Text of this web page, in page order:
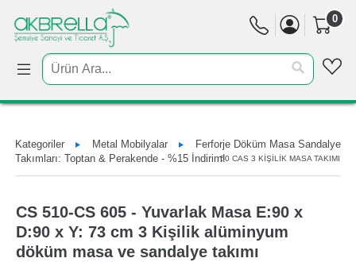
0
Kategoriler Metal Mobilyalar
Ferforje Döküm Masa Sandalye
Takımları: Toptan & Perakende - %15 İndirim!50 CAS 3 KİŞİLİK MASA TAKIMI
CS 510-CS 605 - Yuvarlak Masa E:90 x
D:90 x Y: 73 cm 3 Kişilik alüminyum
döküm masa ve sandalye takımı